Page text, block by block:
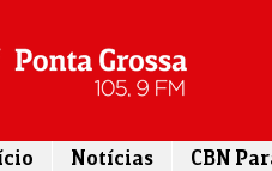
Notícias CBN